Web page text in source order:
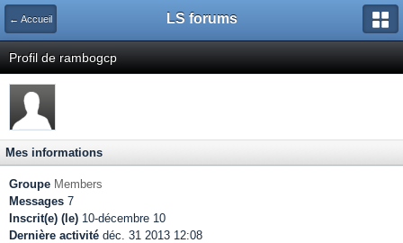
← Accueil LS forums
Profil de rambogcp
Mes informations
Groupe Members
Messages 7
Inscrit(e) (le) 10-décembre 10
Dernière activité déc. 31 2013 12:08